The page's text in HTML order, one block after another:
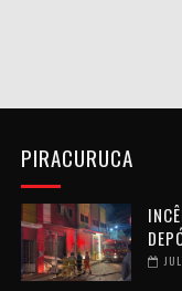
PIRACURUCA